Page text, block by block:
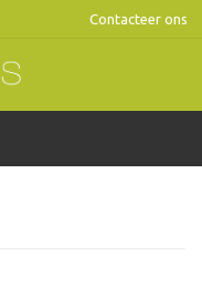
Contacteer ons